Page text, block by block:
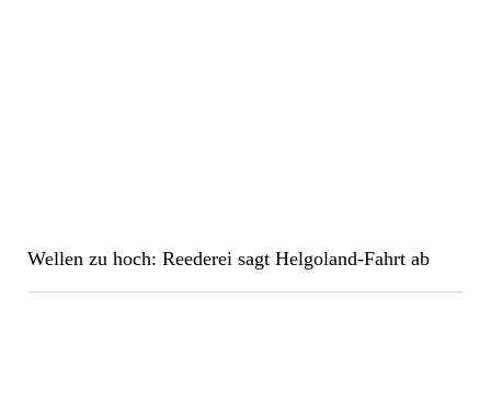
Wellen zu hoch: Reederei sagt Helgoland-Fahrt ab